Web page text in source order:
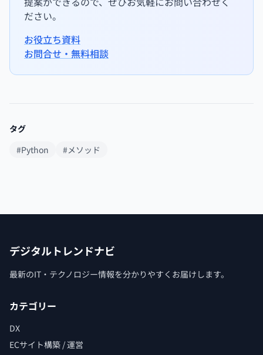
ださい。
お役立ち資料
お問合せ・無料相談
タグ
#Python
#メソッド
デジタルトレンドナビ
最新のIT・テクノロジー情報を分かりやすくお届けします。
カテゴリー
DX
ECサイト構築 / 運営